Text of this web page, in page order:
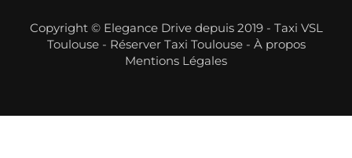
Copyright © Elegance Drive depuis 2019 - Taxi VSL
Toulouse- Réserver Taxi Toulouse- À propos
Mentions Légales